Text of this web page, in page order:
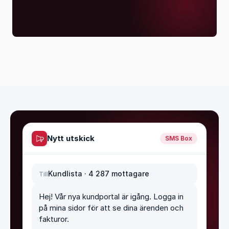
Nytt utskick SMS Box
TillKundlista · 4 287 mottagare
Hej! Vår nya kundportal är igång. Logga in
på mina sidor för att se dina ärenden och
fakturor.